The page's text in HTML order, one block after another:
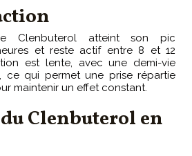
Clenbuterol atteint son pic
et reste actif entre 8 et 12
est lente, avec une demi-vie
ce qui permet une prise répartie
maintenir un effet constant.
Clenbuterol en